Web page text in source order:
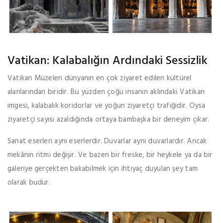
Vatikan: Kalabalığın Ardındaki Sessizlik
Vatikan Müzeleri dünyanın en çok ziyaret edilen kültürel
alanlarından biridir. Bu yüzden çoğu insanın aklındaki Vatikan
imgesi, kalabalık koridorlar ve yoğun ziyaretçi trafiğidir. Oysa
ziyaretçi sayısı azaldığında ortaya bambaşka bir deneyim çıkar.
Sanat eserleri aynı eserlerdir. Duvarlar aynı duvarlardır. Ancak
mekânın ritmi değişir. Ve bazen bir freske, bir heykele ya da bir
galeriye gerçekten bakabilmek için ihtiyaç duyulan şey tam
olarak budur.